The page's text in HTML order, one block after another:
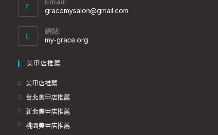
Email:
gracemysalon@gmail.com
網站:
my-grace.org
美甲店推薦
美甲店推薦
台北美甲店推薦
新北美甲店推薦
桃園美甲店推薦